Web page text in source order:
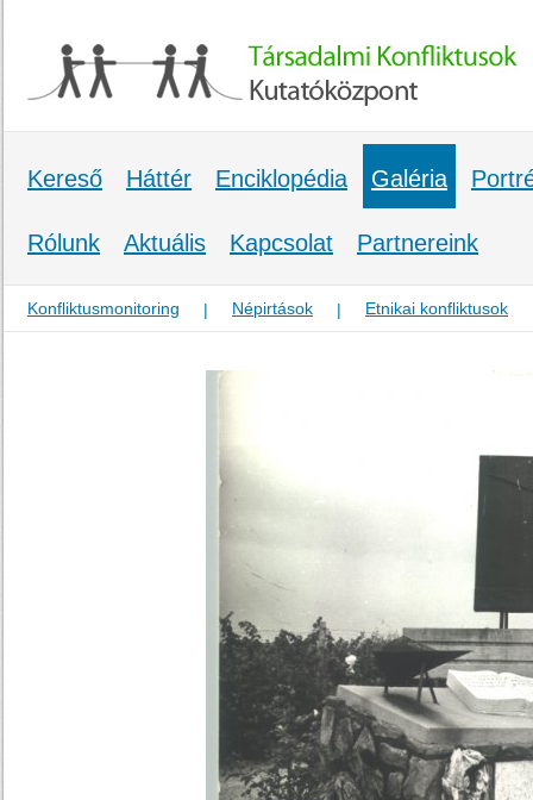
Kereső Háttér Enciklopédia Galéria
Rólunk Aktuális Kapcsolat Partnereink
Konfliktusmonitoring | Népirtások | Etnikai konfliktusok